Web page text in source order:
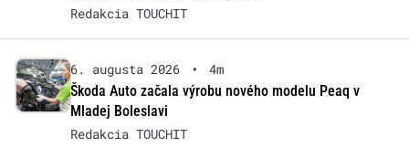
Redakcia TOUCHIT
6. augusta 2026 •
4m
Škoda Auto začala výrobu nového modelu Peaq v
Mladej Boleslavi
Redakcia TOUCHIT